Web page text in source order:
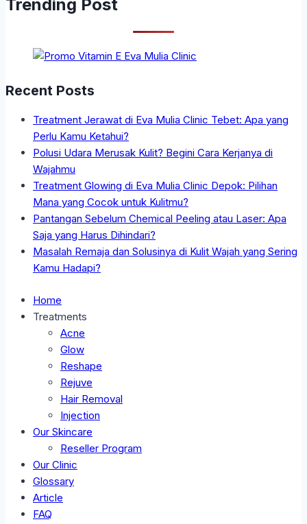
Trending Post
Recent Posts
Treatment Jerawat di Eva Mulia Clinic Tebet: Apa yang
Perlu Kamu Ketahui?
Polusi Udara Merusak Kulit? Begini Cara Kerjanya di
Wajahmu
Treatment Glowing di Eva Mulia Clinic Depok: Pilihan
Mana yang Cocok untuk Kulitmu?
Pantangan Sebelum Chemical Peeling atau Laser: Apa
Saja yang Harus Dihindari?
Masalah Remaja dan Solusinya di Kulit Wajah yang Sering
Kamu Hadapi?
Home
Treatments
Acne
Glow
Reshape
Rejuve
Hair Removal
Injection
Our Skincare
Reseller Program
Our Clinic
Glossary
Article
FAQ